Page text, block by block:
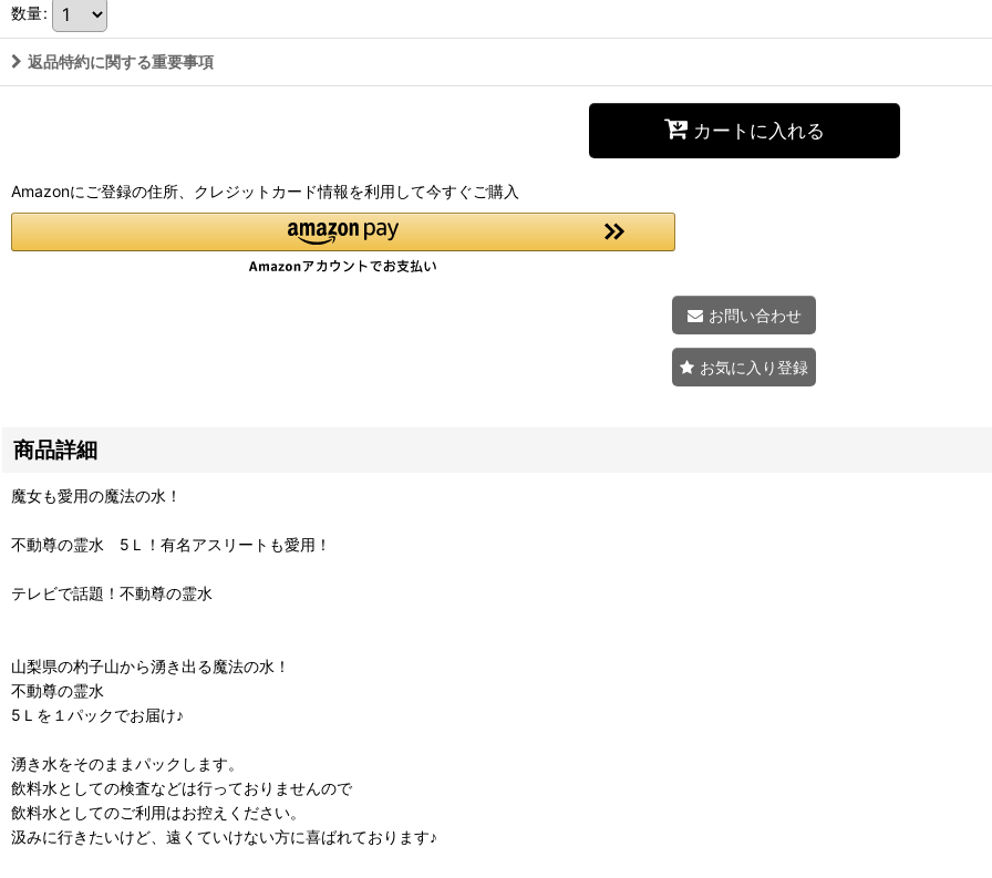
数量:
返品特約に関する重要事項
カートに入れる
Amazonにご登録の住所、クレジットカード情報を利用して今すぐご購入
お問い合わせ
お気に入り登録
商品詳細
魔女も愛用の魔法の水！
不動尊の霊水 5Ｌ！有名アスリートも愛用！
テレビで話題！不動尊の霊水
山梨県の杓子山から湧き出る魔法の水！
不動尊の霊水
5Ｌを１パックでお届け♪
湧き水をそのままパックします。
飲料水としての検査などは行っておりませんので
飲料水としてのご利用はお控えください。
汲みに行きたいけど、遠くていけない方に喜ばれております♪